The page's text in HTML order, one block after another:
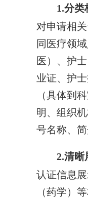
1.分类
对申请相
同医疗领
医）、护
业证、护
（具体到
明、组织
号名称、
2.清晰
认证信息
（药学）